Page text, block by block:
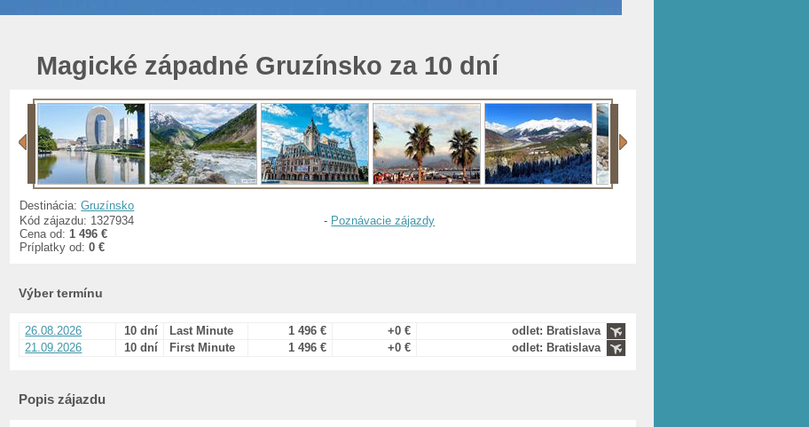
Magické západné Gruzínsko za 10 dní
Destinácia:Gruzínsko
Kód zájazdu: 1327934
Cena od: 1 496 €
Príplatky od:0 €
- Poznávacie zájazdy
Výber termínu
26.08.2026 10 dní Last Minute 1 496 € +0 €
odlet: Bratislava
21.09.2026
10 dní First Minute 1 496 € +0 € odlet: Bratislava
Popis zájazdu